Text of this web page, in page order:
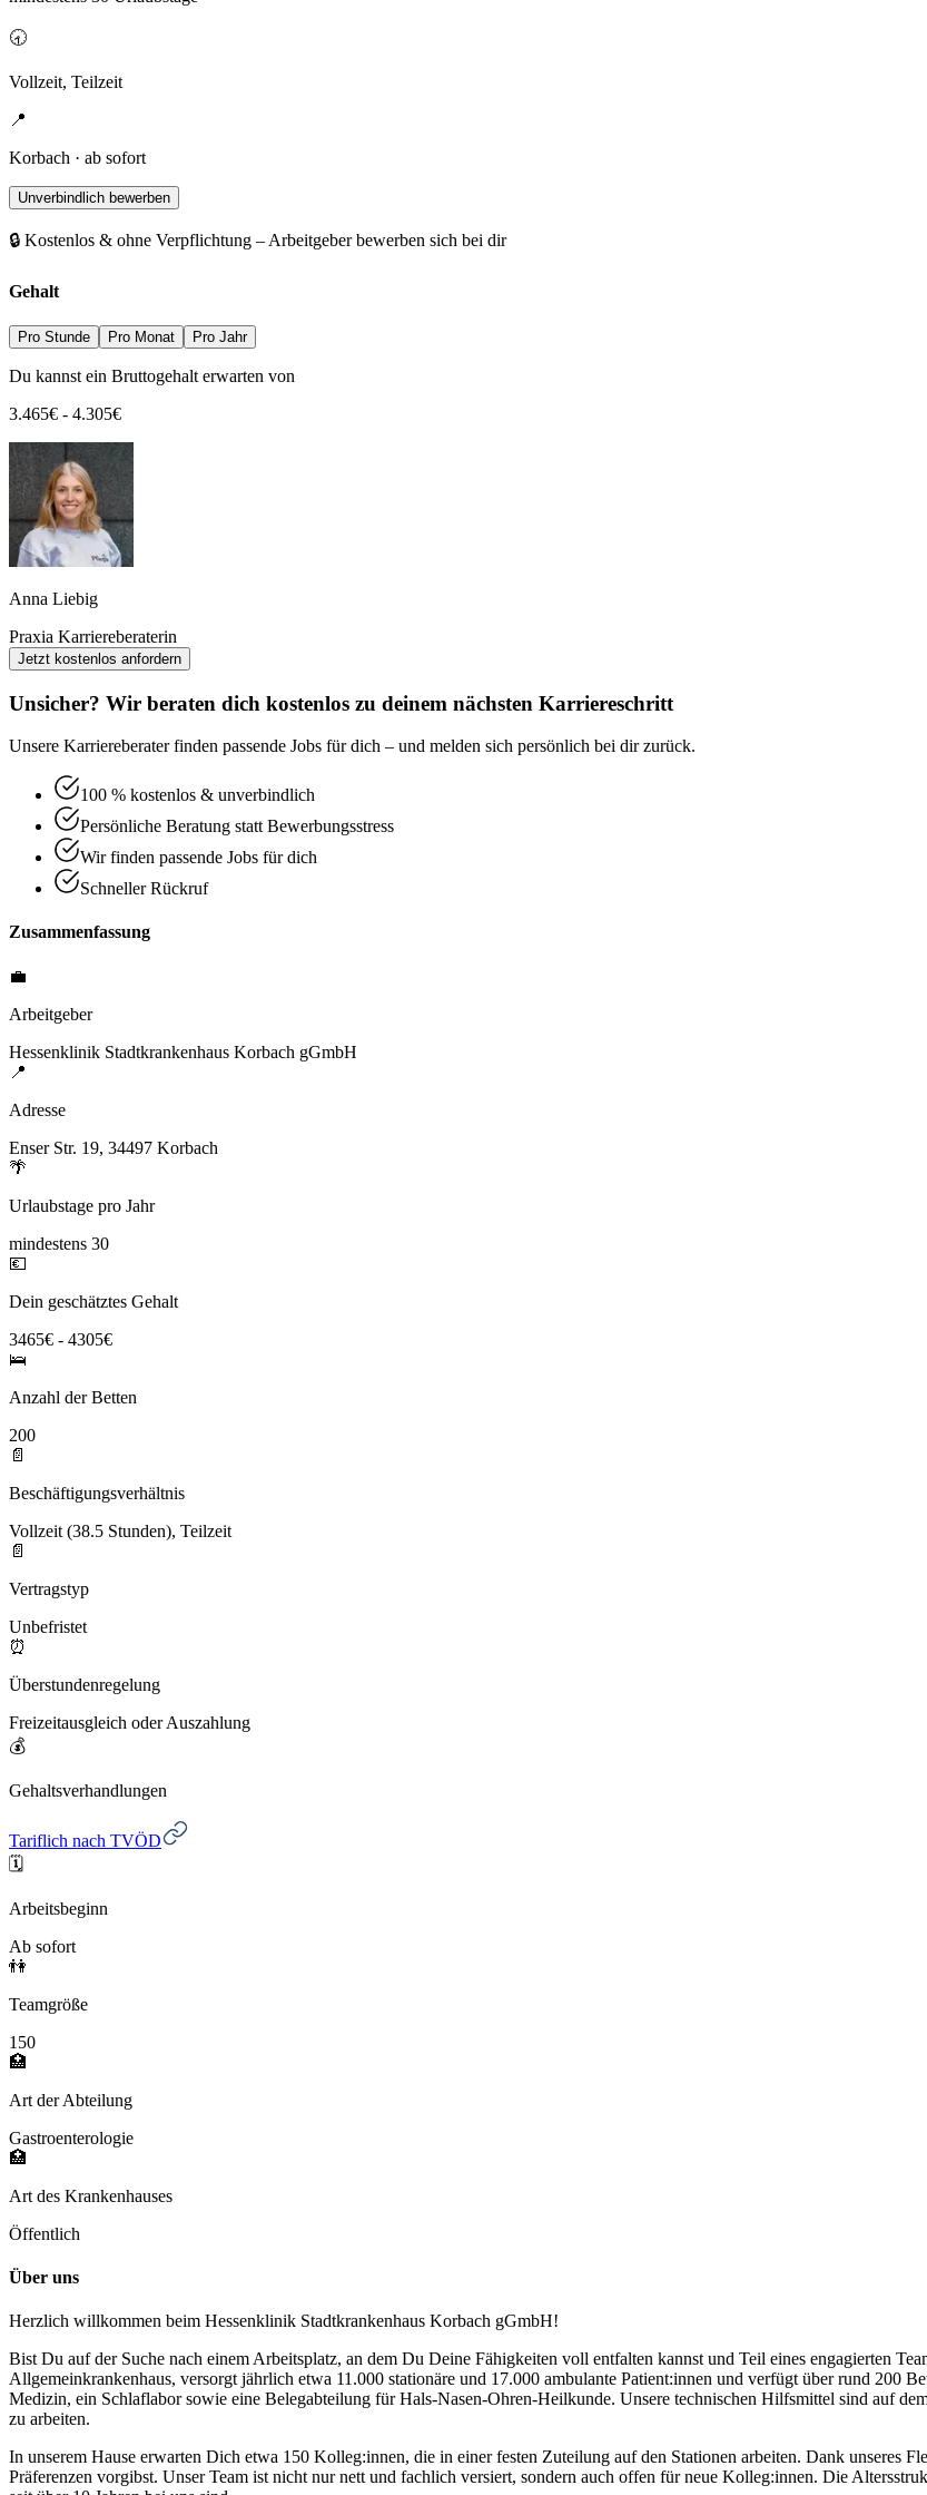
🕣
Vollzeit, Teilzeit
📍
Korbach · ab sofort
Unverbindlich bewerben
🔒 Kostenlos & ohne Verpflichtung – Arbeitgeber bewerben sich bei dir
Gehalt
Pro Stunde Pro Monat Pro Jahr
Du kannst ein Bruttogehalt erwarten von
3.465€ - 4.305€
Anna Liebig
Praxia Karriereberaterin
Jetzt kostenlos anfordern
Unsicher? Wir beraten dich kostenlos zu deinem nächsten Karriereschritt
Unsere Karriereberater finden passende Jobs für dich – und melden sich persönlich bei dir zurück.
100 % kostenlos & unverbindlich
Persönliche Beratung statt Bewerbungsstress
Wir finden passende Jobs für dich
Schneller Rückruf
Zusammenfassung
💼
Arbeitgeber
Hessenklinik Stadtkrankenhaus Korbach gGmbH
📍
Adresse
Enser Str. 19, 34497 Korbach
🌴
Urlaubstage pro Jahr
mindestens 30
💶
Dein geschätztes Gehalt
3465€ - 4305€
🛌
Anzahl der Betten
200
📄
Beschäftigungsverhältnis
Vollzeit (38.5 Stunden), Teilzeit
📄
Vertragstyp
Unbefristet
⏰
Überstundenregelung
Freizeitausgleich oder Auszahlung
💰
Gehaltsverhandlungen
Tariflich nach TVÖD
🗓️
Arbeitsbeginn
Ab sofort
👫
Teamgröße
150
🏥
Art der Abteilung
Gastroenterologie
🏥
Art des Krankenhauses
Öffentlich
Über uns
Herzlich willkommen beim Hessenklinik Stadtkrankenhaus Korbach gGmbH!
Bist Du auf der Suche nach einem Arbeitsplatz, an dem Du Deine Fähigkeiten voll entfalten kannst und Teil eines engagierten
Allgemeinkrankenhaus, versorgt jährlich etwa 11.000 stationäre und 17.000 ambulante Patient:innen und verfügt über rund 200
Medizin, ein Schlaflabor sowie eine Belegabteilung für Hals-Nasen-Ohren-Heilkunde. Unsere technischen Hilfsmittel sind auf
zu arbeiten.
In unserem Hause erwarten Dich etwa 150 Kolleg:innen, die in einer festen Zuteilung auf den Stationen arbeiten. Dank unseres
Präferenzen vorgibst. Unser Team ist nicht nur nett und fachlich versiert, sondern auch offen für neue Kolleg:innen. Die